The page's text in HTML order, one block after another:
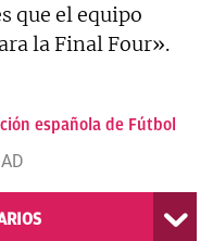
que el equipo
la Final Four».
española de Fútbol